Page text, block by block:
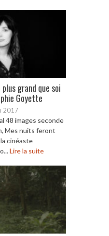
grand que soi
Goyette
2017
48 images seconde
Mes nuits feront
cinéaste
Lire la suite